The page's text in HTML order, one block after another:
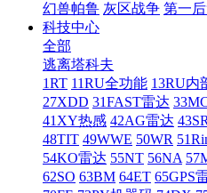
幻兽帕鲁 灰区战争 第一
科技中心
全部
逃离塔科夫
1RT 11RU全功能 13RU内
27XDD 31FAST雷达
41XY热感 42AG雷达 43SR
48TIT 49WWE 50WR
54KO雷达 55NT 56NA
62SO 63BM 64ET 65GPS